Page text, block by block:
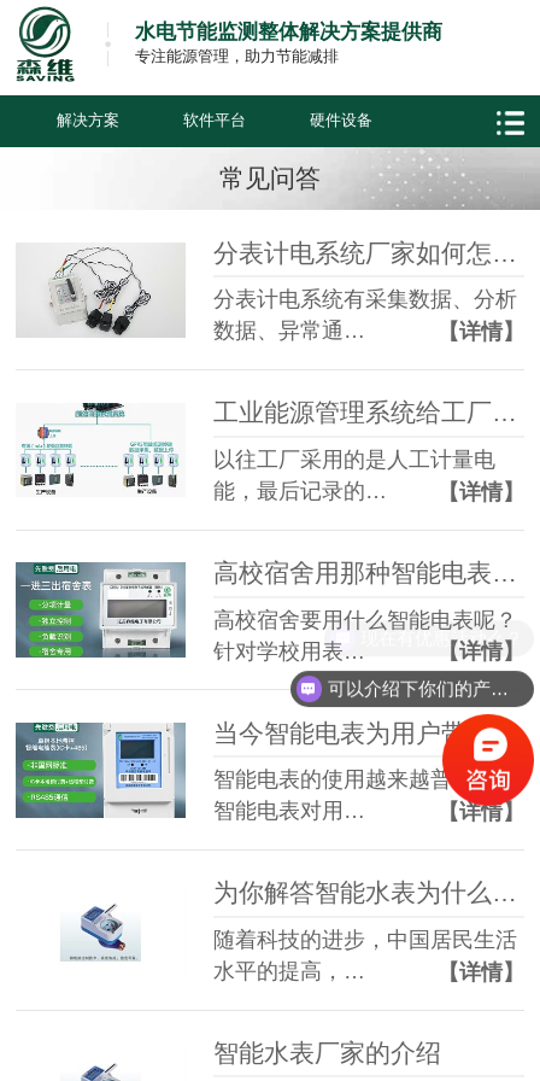
水电节能监测整体解决方案提供商
专注能源管理，助力节能减排
解决方案 软件平台 硬件设备
常见问答
分表计电系统厂家如何怎么选择？江苏森维为您分忧
分表计电系统有采集数据、分析
数据、异常通…
【详情】
工业能源管理系统给工厂带来了什么？专为工厂定制
以往工厂采用的是人工计量电
能，最后记录的…
【详情】
高校宿舍用那种智能电表呢？为您推荐
高校宿舍要用什么智能电表呢？
针对学校用表…
【详情】
当今智能电表为用户带来了什么？你想要的答案在这里
智能电表的使用越来越普遍，但
智能电表对用…
【详情】
为你解答智能水表为什么取代机械式远传水表？
随着科技的进步，中国居民生活
水平的提高，…
【详情】
智能水表厂家的介绍
可以介绍下你们的产品么？
现在有优惠活动么？